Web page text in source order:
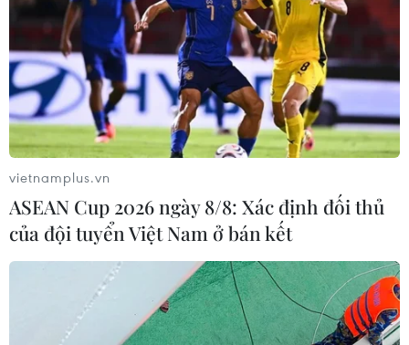
08/06/2026 09:56
Theo Trung tâm Dự báo khí tượng thủy văn Quốc gia,
hiện không khí lạnh đã ảnh hưởng đến một số nơi ở
vùng núi phía Bắc gây mưa rào và dông, cục bộ có nơi
mưa to; nhiệt độ giảm khoảng 7-10 độ C.
vietnamplus.vn
ASEAN Cup 2026 ngày 8/8: Xác định đối thủ
của đội tuyển Việt Nam ở bán kết